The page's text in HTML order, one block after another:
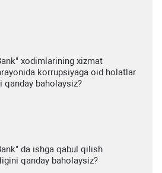
xodimlarining xizmat
korrupsiyaga oid holatlar
baholaysiz?
da ishga qabul qilish
qanday baholaysiz?